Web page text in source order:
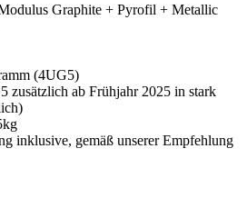
Graphite + Pyrofil + Metallic
(4UG5)
zusätzlich ab Frühjahr 2025 in stark
inklusive, gemäß unserer Empfehlung